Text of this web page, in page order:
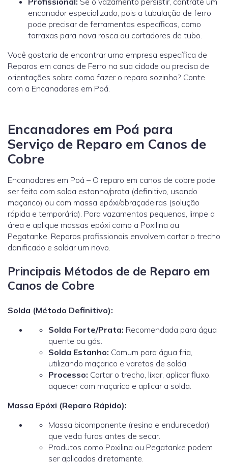
encanador especializado, pois a tubulação de ferro
pode precisar de ferramentas específicas, como
tarraxas para nova rosca ou cortadores de tubo.
Você gostaria de encontrar uma empresa específica de
Reparos em canos de Ferro na sua cidade ou precisa de
orientações sobre como fazer o reparo sozinho? Conte
com a Encanadores em Poá.
Encanadores em Poá para
Serviço de Reparo em Canos de
Cobre
Encanadores em Poá – O reparo em canos de cobre pode
ser feito com solda estanho/prata (definitivo, usando
maçarico) ou com massa epóxi/abraçadeiras (solução
rápida e temporária). Para vazamentos pequenos, limpe a
área e aplique massas epóxi como a Poxilina ou
Pegatanke. Reparos profissionais envolvem cortar o trecho
danificado e soldar um novo.
Principais Métodos de de Reparo em
Canos de Cobre
Solda (Método Definitivo):
Solda Forte/Prata: Recomendada para água
quente ou gás.
Solda Estanho: Comum para água fria,
utilizando maçarico e varetas de solda.
Processo: Cortar o trecho, lixar, aplicar fluxo,
aquecer com maçarico e aplicar a solda.
Massa Epóxi (Reparo Rápido):
Massa bicomponente (resina e endurecedor)
que veda furos antes de secar.
Produtos como Poxilina ou Pegatanke podem
ser aplicados diretamente.